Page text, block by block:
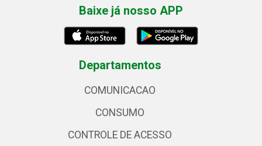
Baixe já nosso APP
Departamentos
COMUNICACAO
CONSUMO
CONTROLE DE ACESSO